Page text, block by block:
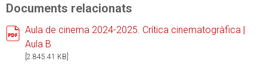
Documents relacionats
Aula de cinema 2024-2025. Crítica cinematogràfica |
Aula B
[2.845.41 KB]